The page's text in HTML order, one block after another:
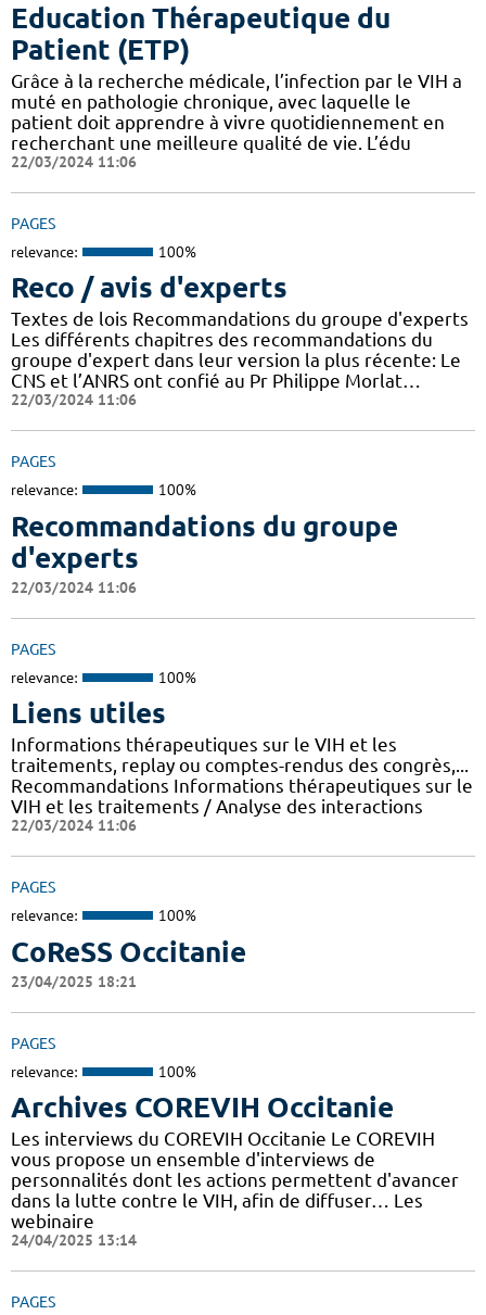
Education Thérapeutique du
Patient (ETP)
Grâce à la recherche médicale, l’infection par le VIH a
muté en pathologie chronique, avec laquelle le
patient doit apprendre à vivre quotidiennement en
recherchant une meilleure qualité de vie. L’édu
22/03/2024 11:06
PAGES
relevance: 100%
Reco / avis d'experts
Textes de lois Recommandations du groupe d'experts
Les différents chapitres des recommandations du
groupe d'expert dans leur version la plus récente: Le
CNS et l’ANRS ont confié au Pr Philippe Morlat…
22/03/2024 11:06
PAGES
relevance: 100%
Recommandations du groupe
d'experts
22/03/2024 11:06
PAGES
relevance: 100%
Liens utiles
Informations thérapeutiques sur le VIH et les
traitements, replay ou comptes-rendus des congrès,...
Recommandations Informations thérapeutiques sur le
VIH et les traitements / Analyse des interactions
22/03/2024 11:06
PAGES
relevance: 100%
CoReSS Occitanie
23/04/2025 18:21
PAGES
relevance: 100%
Archives COREVIH Occitanie
Les interviews du COREVIH Occitanie Le COREVIH
vous propose un ensemble d'interviews de
personnalités dont les actions permettent d'avancer
dans la lutte contre le VIH, afin de diffuser… Les
webinaire
24/04/2025 13:14
PAGES